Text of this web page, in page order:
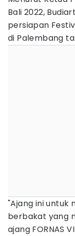
Bali 2022,
persiapan
di Palembang
"Ajang ini
berbakat yang
ajang FORNAS